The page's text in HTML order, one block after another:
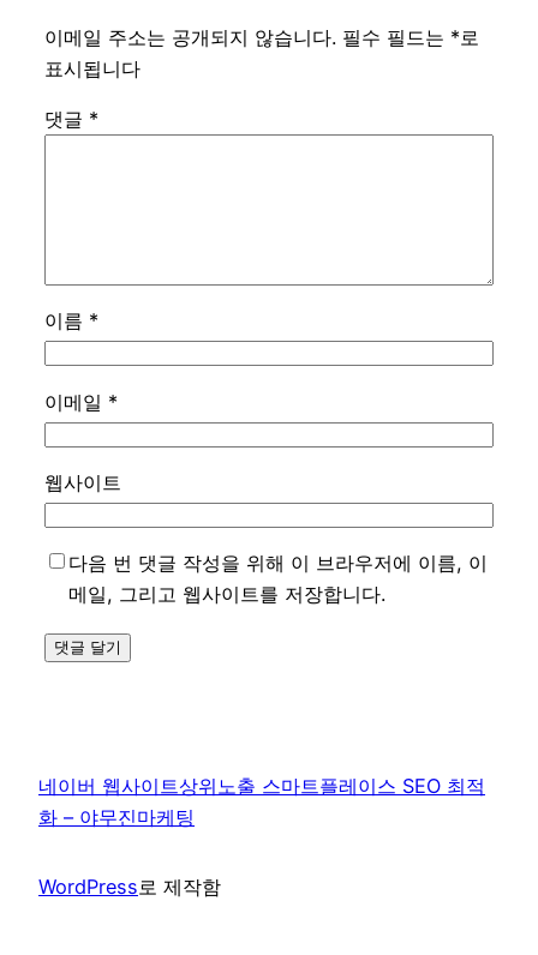
이메일 주소는 공개되지 않습니다. 필수 필드는 *로
표시됩니다
댓글 *
이름 *
이메일 *
웹사이트
다음 번 댓글 작성을 위해 이 브라우저에 이름, 이
메일, 그리고 웹사이트를 저장합니다.
네이버 웹사이트상위노출 스마트플레이스 SEO 최적
화 – 야무진마케팅
WordPress로 제작함